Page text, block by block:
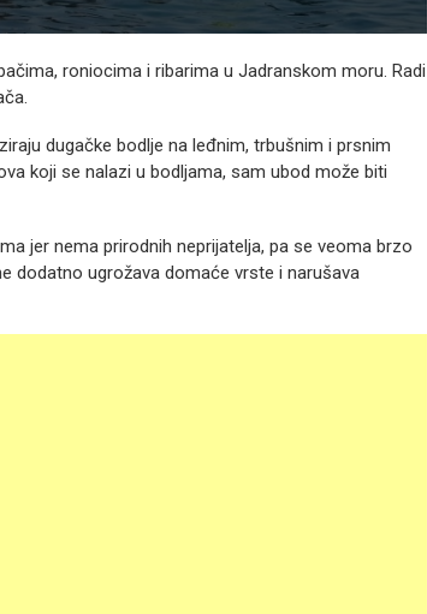
roniocima i ribarima u Jadranskom moru. Radi
dugačke bodlje na leđnim, trbušnim i prsnim
koji se nalazi u bodljama, sam ubod može biti
jer nema prirodnih neprijatelja, pa se veoma brzo
dodatno ugrožava domaće vrste i narušava